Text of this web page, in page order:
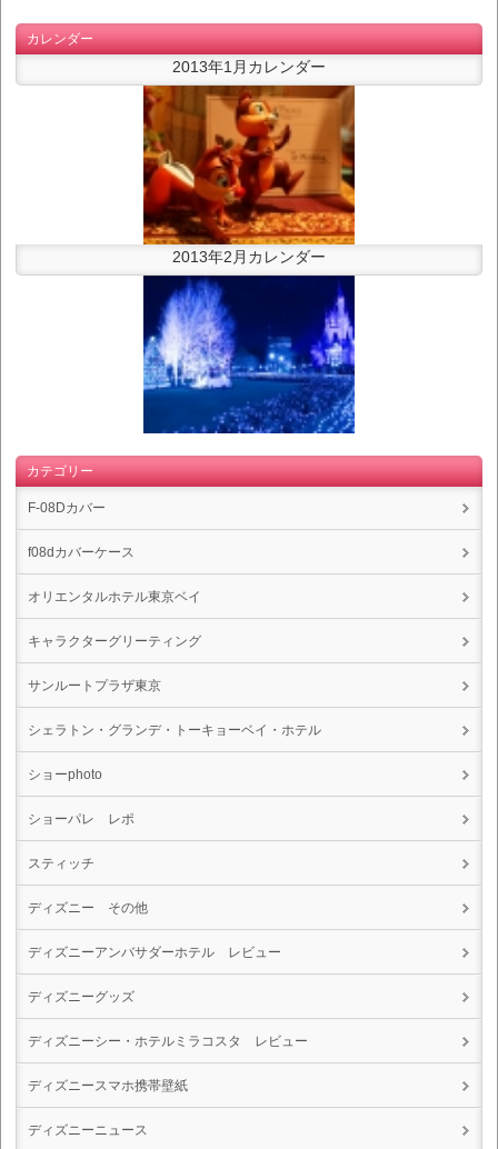
カレンダー
2013年1月カレンダー
2013年2月カレンダー
カテゴリー
F-08Dカバー
f08dカバーケース
オリエンタルホテル東京ベイ
キャラクターグリーティング
サンルートプラザ東京
シェラトン・グランデ・トーキョーベイ・ホテル
ショーphoto
ショーパレ レポ
スティッチ
ディズニー その他
ディズニーアンバサダーホテル レビュー
ディズニーグッズ
ディズニーシー・ホテルミラコスタ レビュー
ディズニースマホ携帯壁紙
ディズニーニュース